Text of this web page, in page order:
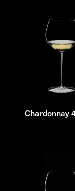
Chardonnay